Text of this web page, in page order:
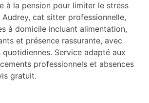
à la pension pour limiter le stress
cat sitter professionnelle,
à domicile incluant alimentation,
et présence rassurante, avec
Service adapté aux
professionnels et absences
gratuit.